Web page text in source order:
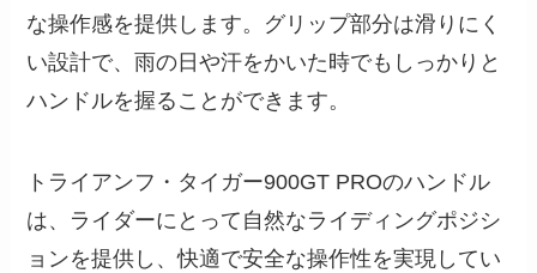
な操作感を提供します。グリップ部分は滑りにく
い設計で、雨の日や汗をかいた時でもしっかりと
ハンドルを握ることができます。
トライアンフ・タイガー900GT PROのハンドル
は、ライダーにとって自然なライディングポジシ
ョンを提供し、快適で安全な操作性を実現してい